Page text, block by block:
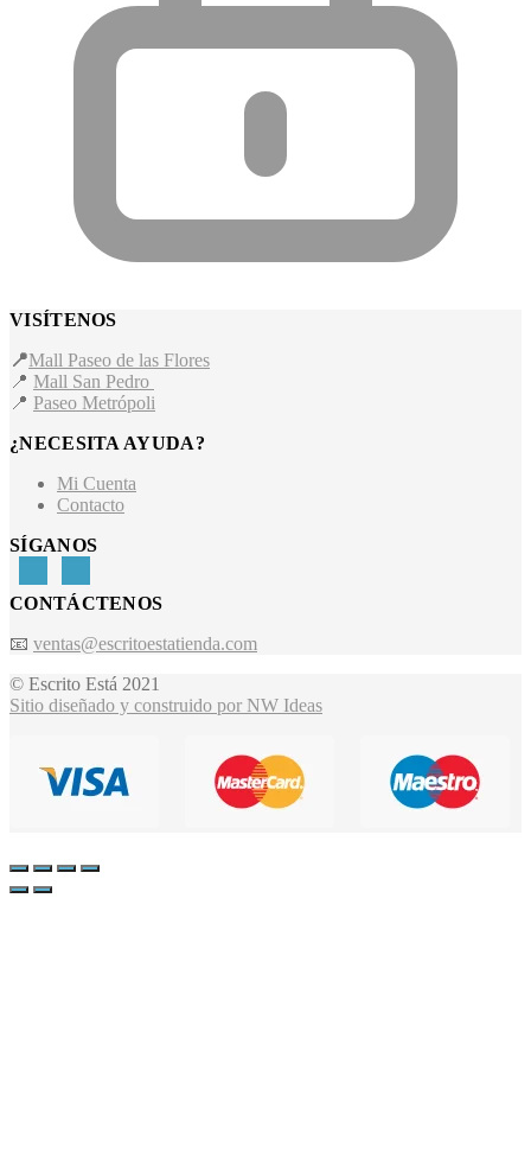
VISÍTENOS
📍Mall Paseo de las Flores
📍 Mall San Pedro
📍 Paseo Metrópoli
¿NECESITA AYUDA?
Mi Cuenta
Contacto
SÍGANOS
CONTÁCTENOS
📧 ventas@escritoestatienda.com
© Escrito Está 2021
Sitio diseñado y construido por NW Ideas